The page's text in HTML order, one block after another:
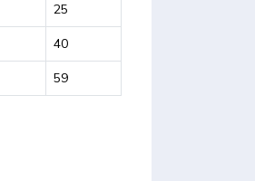
25
40
59